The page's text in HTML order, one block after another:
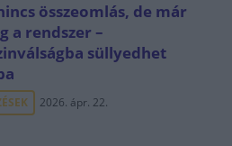
összeomlás, de már
a rendszer –
süllyedhet
2026. ápr. 22.